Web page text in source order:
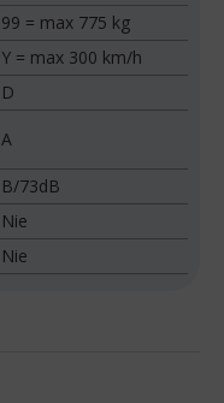
99 = max 775 kg
Y = max 300 km/h
D
A
B/73dB
Nie
Nie